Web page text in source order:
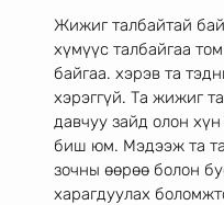
Жижиг талбайтай
хүмүүс талбайгаа
байгаа. хэрэв та
хэрэггүй. Та жижиг
давчуу зайд олон
биш юм. Мэдээж та
зочны өөрөө болон
харагдуулах